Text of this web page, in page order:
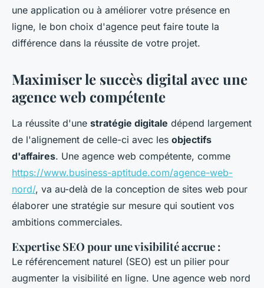
hippolyte•6 avril 2024•3 min de lecture
une application ou à améliorer votre présence en
ligne, le bon choix d'agence peut faire toute la
différence dans la réussite de votre projet.
Maximiser le succès digital avec une
agence web compétente
La réussite d'une stratégie digitale dépend largement
de l'alignement de celle-ci avec les objectifs
d'affaires. Une agence web compétente, comme
https://www.business-aptitude.com/agence-web-
nord/, va au-delà de la conception de sites web pour
élaborer une stratégie sur mesure qui soutient vos
ambitions commerciales.
Expertise SEO pour une visibilité accrue :
Le référencement naturel (SEO) est un pilier pour
augmenter la visibilité en ligne. Une agence web nord